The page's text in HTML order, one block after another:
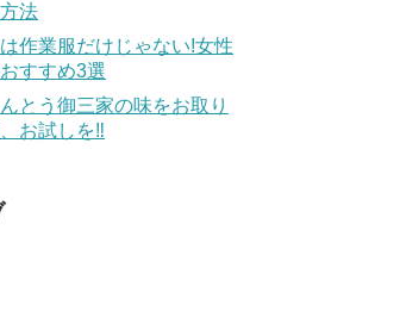
法
作業服だけじゃない!女性
すすめ3選
とう御三家の味をお取り
お試しを‼